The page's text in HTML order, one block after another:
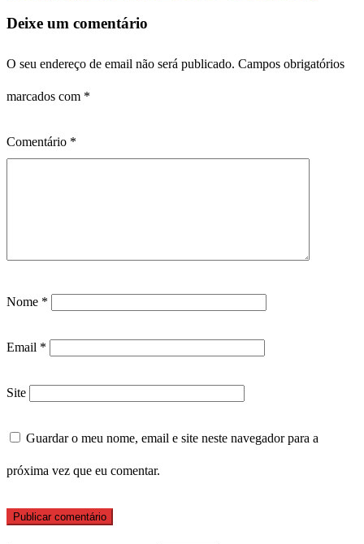
Deixe um comentário
O seu endereço de email não será publicado. Campos obrigatórios
marcados com *
Comentário *
Nome *
Email *
Site
Guardar o meu nome, email e site neste navegador para a
próxima vez que eu comentar.